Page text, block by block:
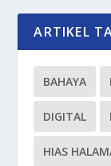
ARTIKEL
BAHAYA
DIGITAL
HIAS